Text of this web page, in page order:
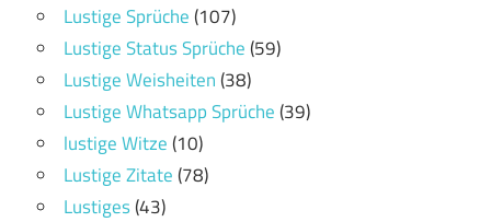
Lustige Sprüche(107)
Lustige Status Sprüche(59)
Lustige Weisheiten(38)
Lustige Whatsapp Sprüche(39)
lustige Witze(10)
Lustige Zitate(78)
Lustiges(43)